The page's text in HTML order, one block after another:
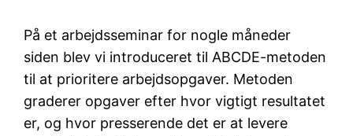
På et arbejdsseminar for nogle måneder
siden blev vi introduceret til ABCDE-metoden
til at prioritere arbejdsopgaver. Metoden
graderer opgaver efter hvor vigtigt resultatet
er, og hvor presserende det er at levere